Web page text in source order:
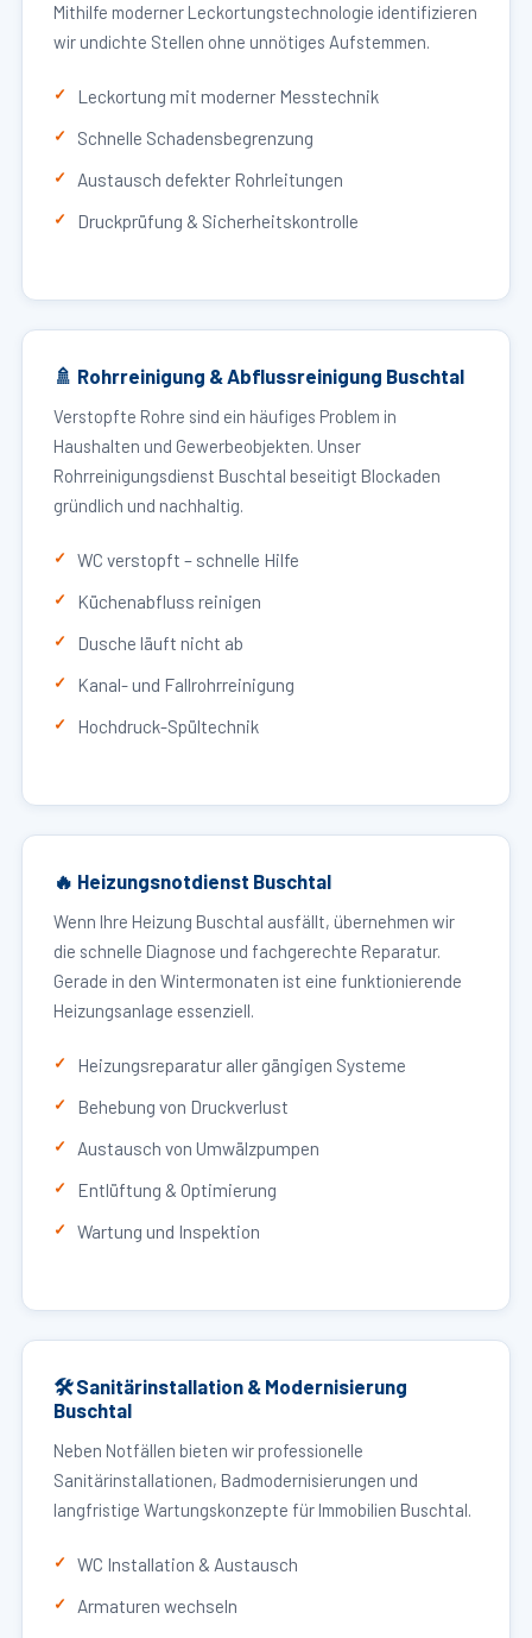
Mithilfe moderner Leckortungstechnologie identifizieren
wir undichte Stellen ohne unnötiges Aufstemmen.
Leckortung mit moderner Messtechnik
Schnelle Schadensbegrenzung
Austausch defekter Rohrleitungen
Druckprüfung & Sicherheitskontrolle
🚿 Rohrreinigung & Abflussreinigung Buschtal
Verstopfte Rohre sind ein häufiges Problem in
Haushalten und Gewerbeobjekten. Unser
Rohrreinigungsdienst Buschtal beseitigt Blockaden
gründlich und nachhaltig.
WC verstopft – schnelle Hilfe
Küchenabfluss reinigen
Dusche läuft nicht ab
Kanal- und Fallrohrreinigung
Hochdruck-Spültechnik
🔥 Heizungsnotdienst Buschtal
Wenn Ihre Heizung Buschtal ausfällt, übernehmen wir
die schnelle Diagnose und fachgerechte Reparatur.
Gerade in den Wintermonaten ist eine funktionierende
Heizungsanlage essenziell.
Heizungsreparatur aller gängigen Systeme
Behebung von Druckverlust
Austausch von Umwälzpumpen
Entlüftung & Optimierung
Wartung und Inspektion
🛠 Sanitärinstallation & Modernisierung
Buschtal
Neben Notfällen bieten wir professionelle
Sanitärinstallationen, Badmodernisierungen und
langfristige Wartungskonzepte für Immobilien Buschtal.
WC Installation & Austausch
Armaturen wechseln